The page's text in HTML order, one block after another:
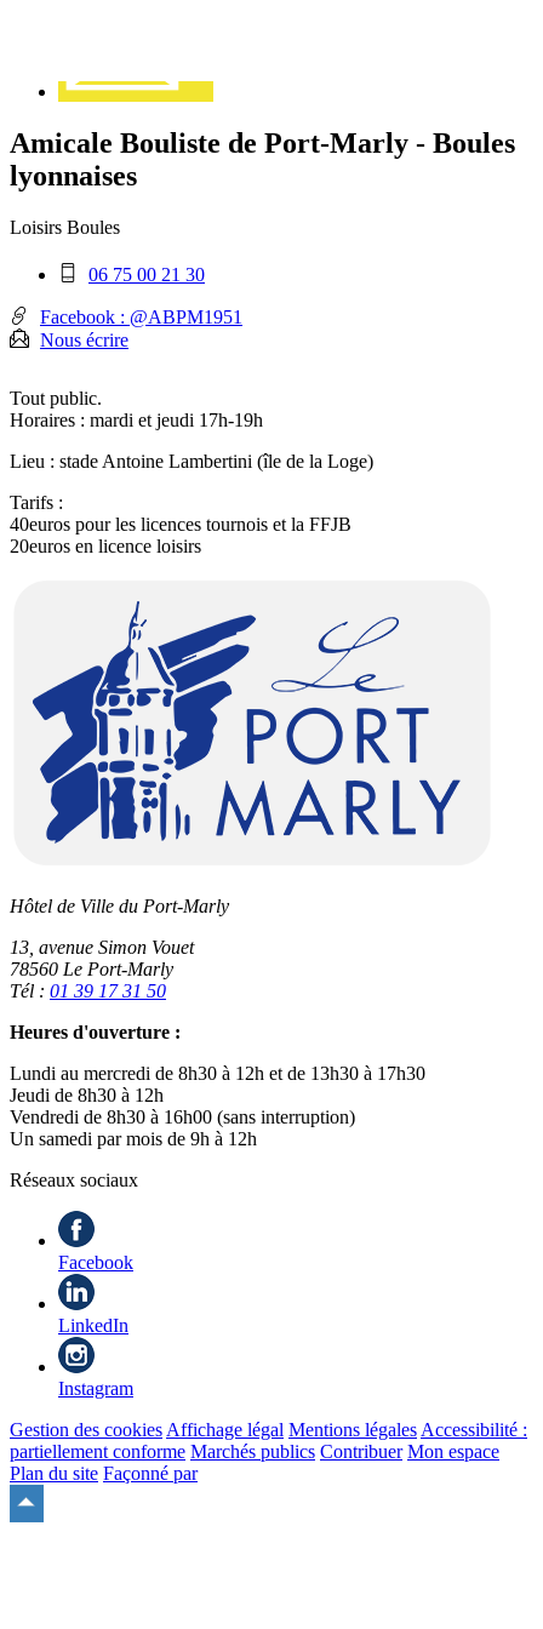
Amicale Bouliste de Port-Marly - Boules
lyonnaises
Loisirs Boules
Téléphone
:
06 75 00 21 30
Facebook : @ABPM1951
Nous écrire
Tout public.
Horaires : mardi et jeudi 17h-19h
Lieu : stade Antoine Lambertini (île de la Loge)
Tarifs :
40euros pour les licences tournois et la FFJB
20euros en licence loisirs
Hôtel de Ville du Port-Marly
13, avenue Simon Vouet
78560 Le Port-Marly
Tél : 01 39 17 31 50
Heures d'ouverture :
Lundi au mercredi de 8h30 à 12h et de 13h30 à 17h30
Jeudi de 8h30 à 12h
Vendredi de 8h30 à 16h00 (sans interruption)
Un samedi par mois de 9h à 12h
Réseaux sociaux
Facebook
LinkedIn
Instagram
Gestion des cookies Affichage légal Mentions légales Accessibilité :
partiellement conforme Marchés publics Contribuer Mon espace
Plan du site Façonné par